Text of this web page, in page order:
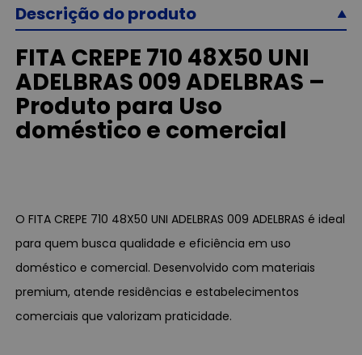
Descrição do produto
FITA CREPE 710 48X50 UNI
ADELBRAS 009 ADELBRAS –
Produto para Uso
doméstico e comercial
O FITA CREPE 710 48X50 UNI ADELBRAS 009 ADELBRAS é ideal
para quem busca qualidade e eficiência em uso
doméstico e comercial. Desenvolvido com materiais
premium, atende residências e estabelecimentos
comerciais que valorizam praticidade.